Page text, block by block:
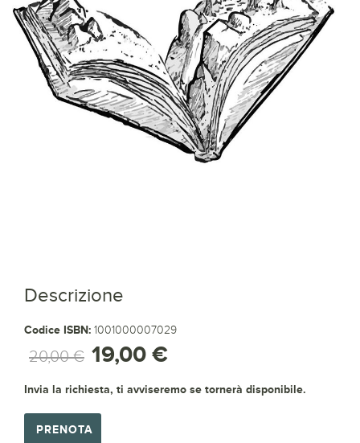
Descrizione
Codice ISBN: 1001000007029
20,00 € 19,00 €
Invia la richiesta, ti avviseremo se tornerà disponibile.
PRENOTA